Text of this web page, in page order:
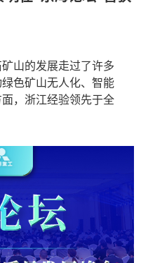
山的发展走过了许多
色矿山无人化、智能
，浙江经验领先于全